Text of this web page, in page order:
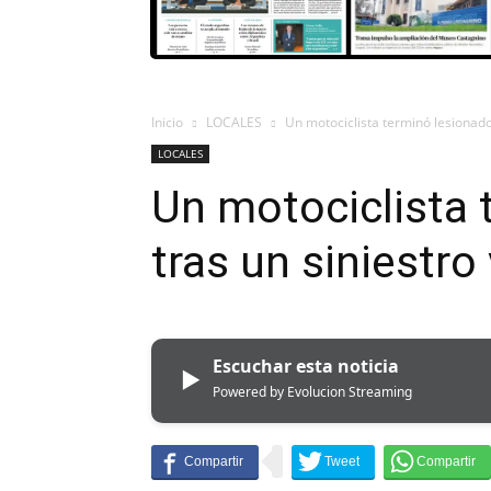
Inicio LOCALES Un motociclista terminó
LOCALES
Un motociclista
tras un siniestro
▶ Escuchar esta noticia
Powered by Evolucion Streaming